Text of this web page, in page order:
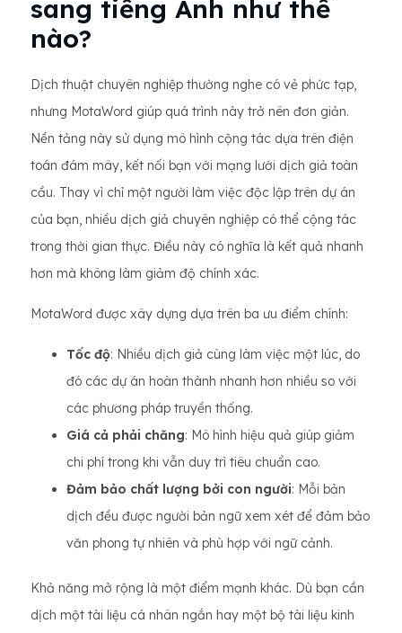
sang tiếng Anh như thế
nào?
Dịch thuật chuyên nghiệp thường nghe có vẻ phức tạp,
nhưng MotaWord giúp quá trình này trở nên đơn giản.
Nền tảng này sử dụng mô hình cộng tác dựa trên điện
toán đám mây, kết nối bạn với mạng lưới dịch giả toàn
cầu. Thay vì chỉ một người làm việc độc lập trên dự án
của bạn, nhiều dịch giả chuyên nghiệp có thể cộng tác
trong thời gian thực. Điều này có nghĩa là kết quả nhanh
hơn mà không làm giảm độ chính xác.
MotaWord được xây dựng dựa trên ba ưu điểm chính:
Tốc độ: Nhiều dịch giả cùng làm việc một lúc, do
đó các dự án hoàn thành nhanh hơn nhiều so với
các phương pháp truyền thống.
Giá cả phải chăng: Mô hình hiệu quả giúp giảm
chi phí trong khi vẫn duy trì tiêu chuẩn cao.
Đảm bảo chất lượng bởi con người: Mỗi bản
dịch đều được người bản ngữ xem xét để đảm bảo
văn phong tự nhiên và phù hợp với ngữ cảnh.
Khả năng mở rộng là một điểm mạnh khác. Dù bạn cần
dịch một tài liệu cá nhân ngắn hay một bộ tài liệu kinh